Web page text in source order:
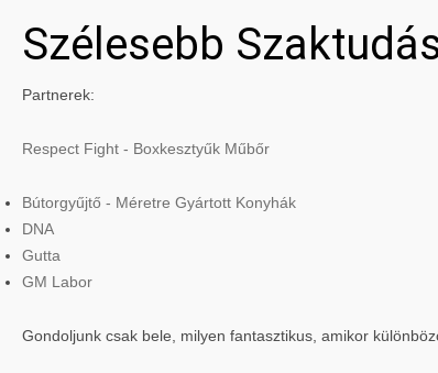
Szélesebb
Partnerek:
Respect Fight - Boxkesztyűk Műbőr
Bútorgyűjtő - Méretre Gyártott Konyhák
DNA
Gutta
GM Labor
Gondoljunk csak bele, milyen fantasztikus, amikor